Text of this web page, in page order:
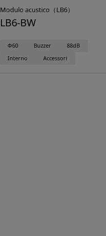
Modulo acustico（LB6）
LB6-BW
Φ60 Buzzer
88dB
Interno
Accessori